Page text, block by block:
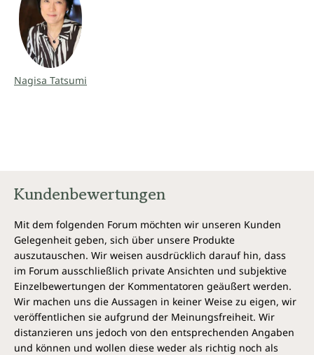
Nagisa Tatsumi
Kundenbewertungen
Mit dem folgenden Forum möchten wir unseren Kunden
Gelegenheit geben, sich über unsere Produkte
auszutauschen. Wir weisen ausdrücklich darauf hin, dass
im Forum ausschließlich private Ansichten und subjektive
Einzelbewertungen der Kommentatoren geäußert werden.
Wir machen uns die Aussagen in keiner Weise zu eigen, wir
veröffentlichen sie aufgrund der Meinungsfreiheit. Wir
distanzieren uns jedoch von den entsprechenden Angaben
und können und wollen diese weder als richtig noch als